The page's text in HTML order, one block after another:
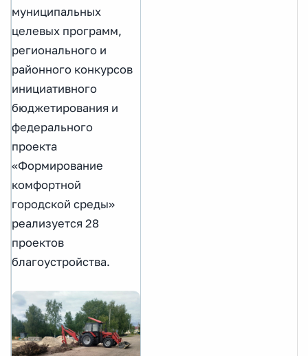
муниципальных
целевых программ,
регионального и
районного конкурсов
инициативного
бюджетирования и
федерального
проекта
«Формирование
комфортной
городской среды»
реализуется 28
проектов
благоустройства.